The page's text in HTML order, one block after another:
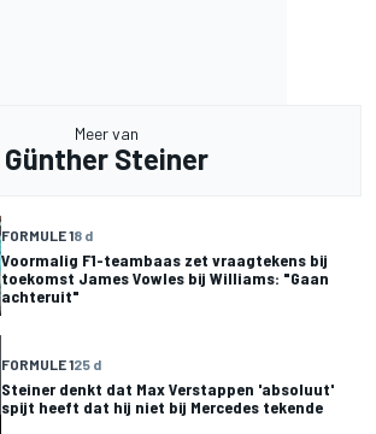
Meer van
Günther Steiner
FORMULE 18 d
Voormalig F1-teambaas zet vraagtekens bij
toekomst James Vowles bij Williams: "Gaan
achteruit"
FORMULE 125 d
Steiner denkt dat Max Verstappen 'absoluut'
spijt heeft dat hij niet bij Mercedes tekende